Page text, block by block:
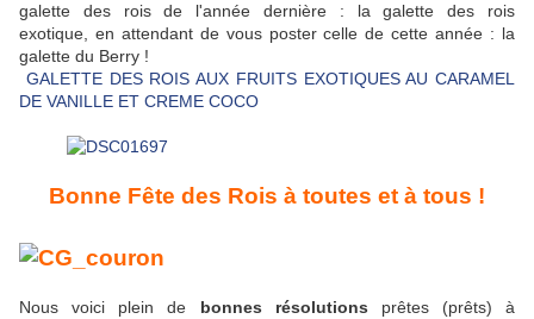
galette des rois de l'année dernière : la galette des rois
exotique, en attendant de vous poster celle de cette année : la
galette du Berry !
GALETTE DES ROIS AUX FRUITS EXOTIQUES AU CARAMEL
DE VANILLE ET CREME COCO
Bonne Fête des Rois à toutes et à tous !
Nous voici plein de bonnes résolutions prêtes (prêts) à